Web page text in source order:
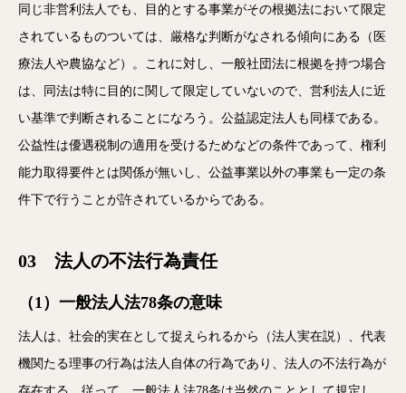
同じ非営利法人でも、目的とする事業がその根拠法において限定
されているものついては、厳格な判断がなされる傾向にある（医
療法人や農協など）。これに対し、一般社団法に根拠を持つ場合
は、同法は特に目的に関して限定していないので、営利法人に近
い基準で判断されることになろう。公益認定法人も同様である。
公益性は優遇税制の適用を受けるためなどの条件であって、権利
能力取得要件とは関係が無いし、公益事業以外の事業も一定の条
件下で行うことが許されているからである。
03 法人の不法行為責任
（1）一般法人法78条の意味
法人は、社会的実在として捉えられるから（法人実在説）、代表
機関たる理事の行為は法人自体の行為であり、法人の不法行為が